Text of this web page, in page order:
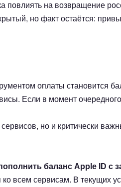
на возвращение
но факт остаётся:
оплаты становится
Если в момент
сервисов, но и критически
баланс Apple ID с
ко всем сервисам. В текущих